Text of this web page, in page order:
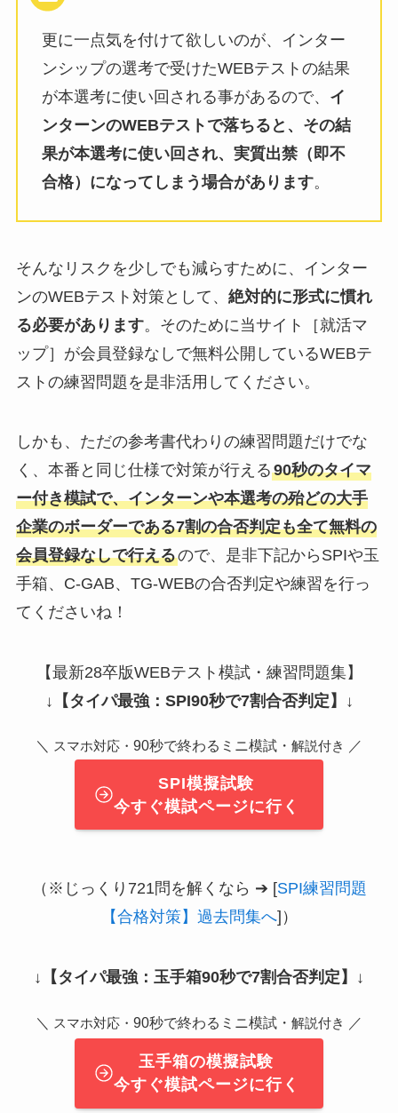
更に一点気を付けて欲しいのが、インター
ンシップの選考で受けたWEBテストの結果
が本選考に使い回される事があるので、 イ
ンターンのWEBテストで落ちると、その結
果が本選考に使い回され、実質出禁（即不
合格）になってしまう場合があります。
そんなリスクを少しでも減らすために、インター
ンのWEBテスト対策として、 絶対的に形式に慣れ
る必要があります。そのために当サイト［就活マ
ップ］が会員登録なしで無料公開しているWEBテ
ストの練習問題を是非活用してください。
しかも、ただの参考書代わりの練習問題だけでな
く、本番と同じ仕様で対策が行える90秒のタイマ
ー付き模試で、インターンや本選考の殆どの大手
企業のボーダーである7割の合否判定も全て無料の
会員登録なしで行えるので、是非下記からSPIや玉
手箱、C-GAB、TG-WEBの合否判定や練習を行っ
てくださいね！
【最新28卒版WEBテスト模試・練習問題集】
↓ 【タイパ最強：SPI90秒で7割合否判定】 ↓
＼ スマホ対応・ 90秒で終わるミニ模試・ 解説付き ／
SPI模擬試験
今すぐ模試ページに行く
（※じっくり721問を解くなら ➔ [SPI練習問題
【合格対策】過去問集へ]）
↓ 【タイパ最強：玉手箱90秒で7割合否判定】 ↓
＼ スマホ対応・ 90秒で終わるミニ模試・ 解説付き ／
玉手箱の模擬試験
今すぐ模試ページに行く